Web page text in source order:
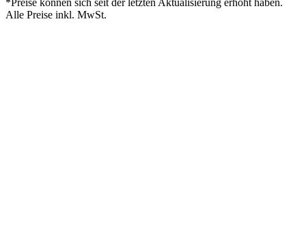
*Preise können sich seit der letzten Aktualisierung erhöht haben.
Alle Preise inkl. MwSt.